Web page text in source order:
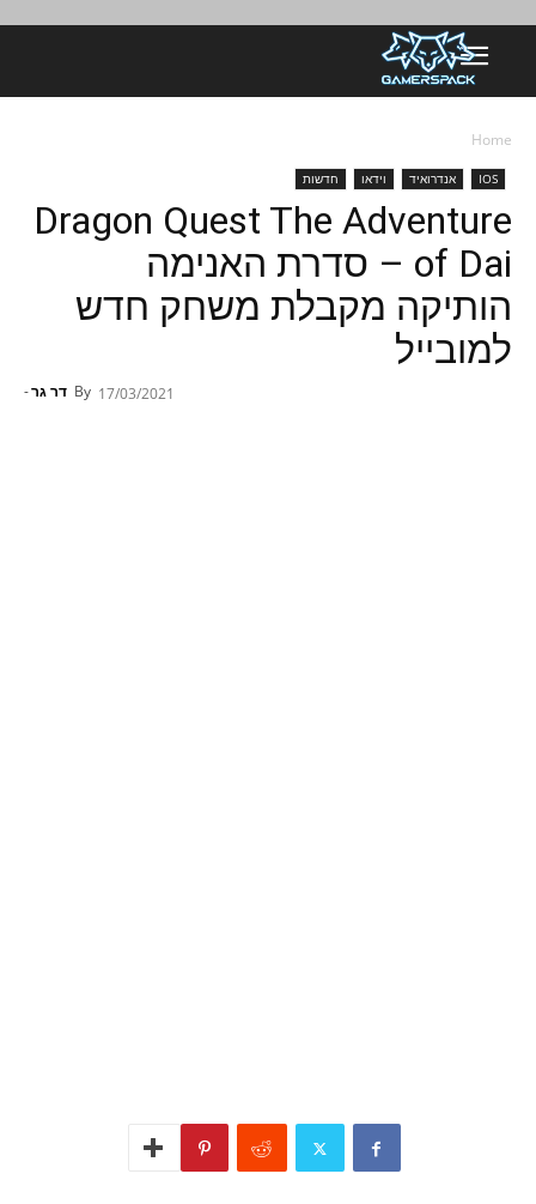
Home
IOS אנדרואיד וידאו חדשות
Dragon Quest The Adventure
of Dai – סדרת האנימה
הותיקה מקבלת משחק חדש
למובייל
By דר גר- 17/03/2021